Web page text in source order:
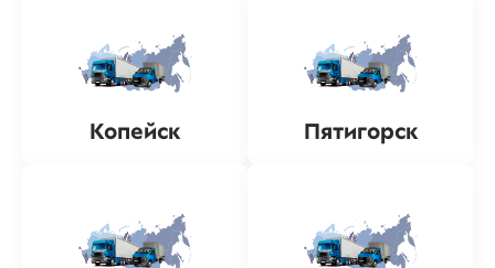
Копейск Пятигорск